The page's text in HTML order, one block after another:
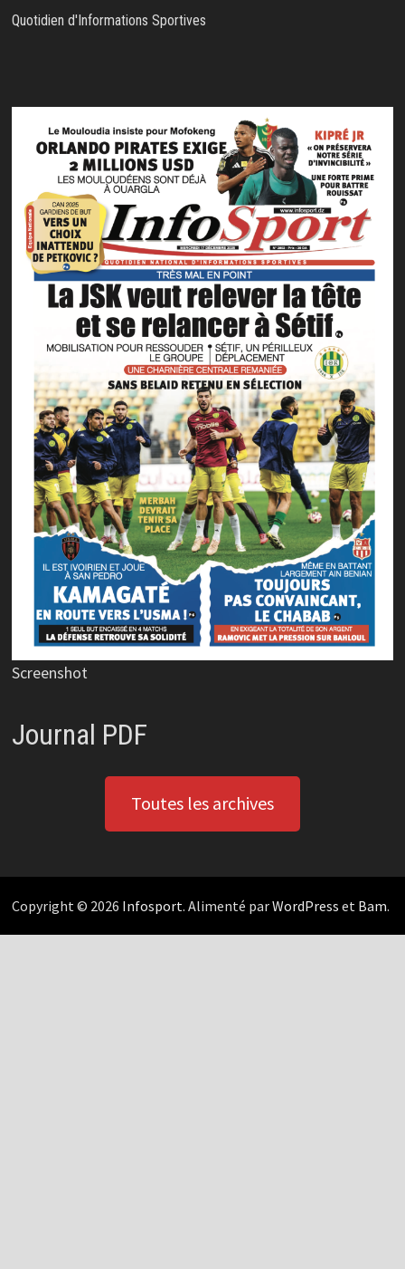
Quotidien d'Informations Sportives
Screenshot
Journal PDF
Toutes les archives
Copyright © 2026 Infosport. Alimenté parWordPress et Bam.